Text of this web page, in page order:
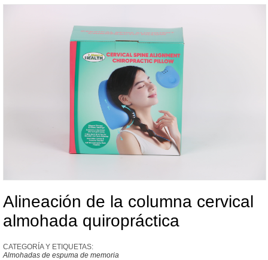
Alineación de la columna cervical
almohada quiropráctica
CATEGORÍA Y ETIQUETAS:
Almohadas de espuma de memoria